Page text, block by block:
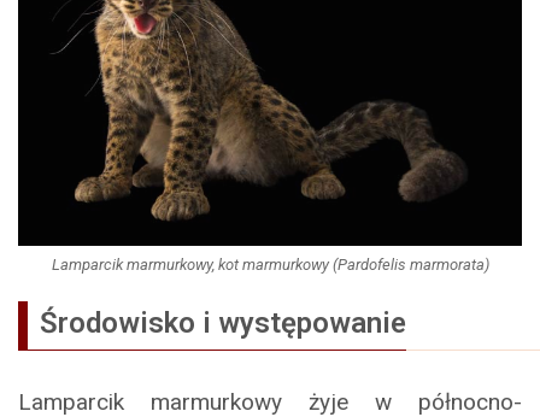
Lamparcik marmurkowy, kot marmurkowy (Pardofelis marmorata)
Środowisko i występowanie
Lamparcik marmurkowy żyje w północno-